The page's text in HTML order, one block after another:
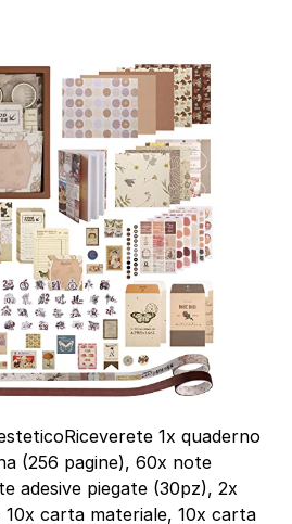
1x quaderno
(256 pagine), 60x note
adesive piegate (30pz), 2x
carta materiale, 10x carta